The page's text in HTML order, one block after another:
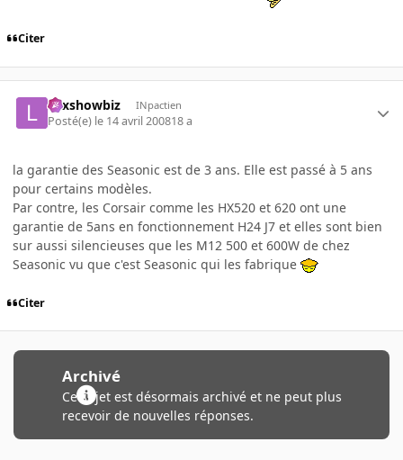
Citer
Lexshowbiz INpactien
Posté(e) le 14 avril 200818 a
la garantie des Seasonic est de 3 ans. Elle est passé à 5 ans
pour certains modèles.
Par contre, les Corsair comme les HX520 et 620 ont une
garantie de 5ans en fonctionnement H24 J7 et elles sont bien
sur aussi silencieuses que les M12 500 et 600W de chez
Seasonic vu que c'est Seasonic qui les fabrique
Citer
Archivé
Ce sujet est désormais archivé et ne peut plus
recevoir de nouvelles réponses.